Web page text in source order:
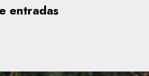
entradas